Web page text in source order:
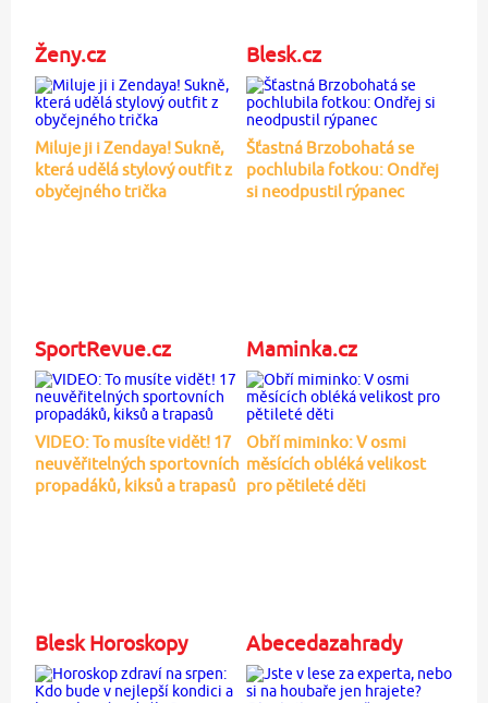
Ženy.cz
Miluje ji i Zendaya! Sukně,
která udělá stylový outfit z
obyčejného trička
Blesk.cz
Šťastná Brzobohatá se
pochlubila fotkou: Ondřej
si neodpustil rýpanec
SportRevue.cz
VIDEO: To musíte vidět! 17
neuvěřitelných sportovních
propadáků, kiksů a trapasů
Maminka.cz
Obří miminko: V osmi
měsících obléká velikost
pro pětileté děti
Blesk Horoskopy Abecedazahrady